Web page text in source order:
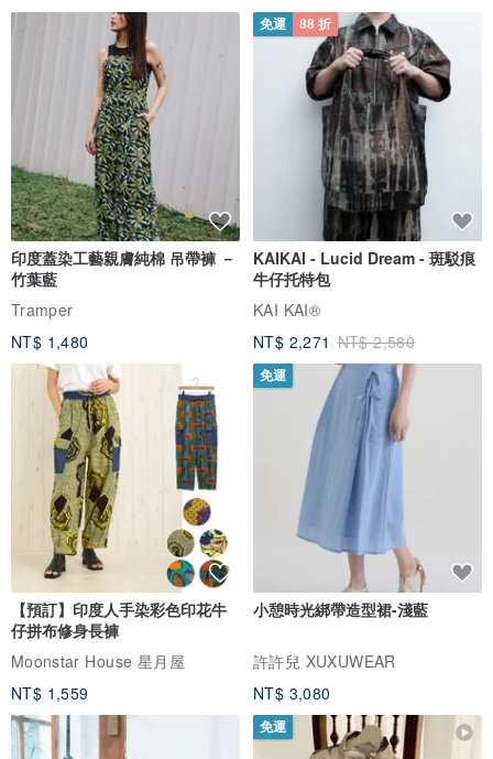
印度蓋染工藝親膚純棉 吊帶褲 －
竹葉藍
Tramper
NT$ 1,480
免運 88 折
KAIKAI - Lucid Dream - 斑駁痕
牛仔托特包
KAI KAI®
NT$ 2,271 NT$ 2,580
【預訂】印度人手染彩色印花牛
仔拼布修身長褲
Moonstar House 星月屋
NT$ 1,559
免運
小憩時光綁帶造型裙-淺藍
許許兒 XUXUWEAR
NT$ 3,080
免運